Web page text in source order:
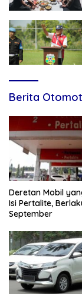
Berita
Deretan Mobil
Isi Pertalite,
September